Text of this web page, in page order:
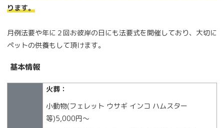
ります。
月例法要や年に２回お彼岸の日にも法要式を開催しており、大切に
ペットの供養もして頂けます。
基本情報
火葬：
小動物(フェレット ウサギ インコ ハムスター
等)5,000円〜